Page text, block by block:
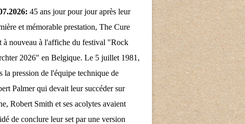
45 ans jour pour jour après leur
et mémorable prestation, The Cure
à nouveau à l'affiche du festival "Rock
2026" en Belgique. Le 5 juillet 1981,
la pression de l'équipe technique de
Palmer qui devait leur succéder sur
Robert Smith et ses acolytes avaient
de conclure leur set par une version